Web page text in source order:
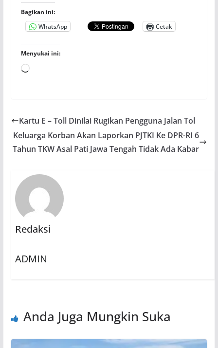
Bagikan ini:
WhatsApp
Cetak
Menyukai ini:
Memuat...
Kartu E – Toll Dinilai Rugikan Pengguna Jalan Tol
Keluarga Korban Akan Laporkan PJTKI Ke DPR-RI 6
Tahun TKW Asal Pati Jawa Tengah Tidak Ada Kabar
Redaksi
ADMIN
Anda Juga Mungkin Suka